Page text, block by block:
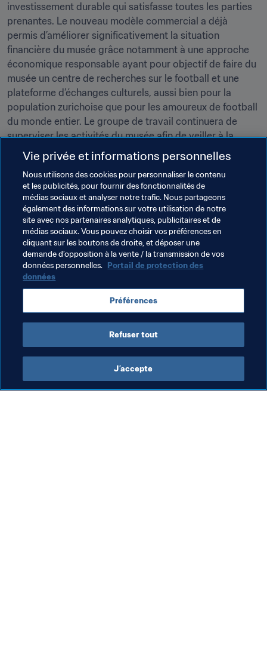
investissement durable qui satisfasse toutes les parties
prenantes. Le nouveau modèle commercial a déjà
permis d’améliorer significativement la situation
financière du musée grâce notamment à une approche
économique responsable ayant pour objectif de faire du
musée un centre de recherches sur le football et une
plateforme d’échanges culturels, aussi bien pour la
population zurichoise que pour les amoureux de football
du monde entier. Le groupe de travail continuera de
superviser les activités du musée afin de veiller à la
bonne mise en œuvre du nouveau modèle de gestion.
"Nous sommes sur la bonne voie", a déclaré le Secrétaire
Général adjoint de la FIFA Zvonimir Boban. "La culture et
le sport figurent parmi les valeurs-clés de la société
moderne. Nous voulons continuer à renforcer ces
valeurs et transformer le Musée du Football mondial de
la FIFA en un lieu de rencontres pour tous à Zurich."
Thèmes en lien
Organisation
Vie privée et informations personnelles
Nous utilisons des cookies pour personnaliser le contenu
et les publicités, pour fournir des fonctionnalités de
médias sociaux et analyser notre trafic. Nous partageons
également des informations sur votre utilisation de notre
site avec nos partenaires analytiques, publicitaires et de
médias sociaux. Vous pouvez choisir vos préférences en
cliquant sur les boutons de droite, et déposer une
demande d’opposition à la vente / la transmission de vos
données personnelles. Portail de protection des
données
Préférences
Refuser tout
J’accepte